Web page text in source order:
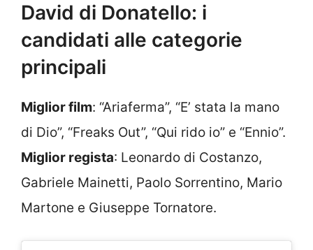
David di Donatello: i
candidati alle categorie
principali
Miglior film: “Ariaferma”, “E’ stata la mano
di Dio”, “Freaks Out”, “Qui rido io” e “Ennio”.
Miglior regista: Leonardo di Costanzo,
Gabriele Mainetti, Paolo Sorrentino, Mario
Martone e Giuseppe Tornatore.